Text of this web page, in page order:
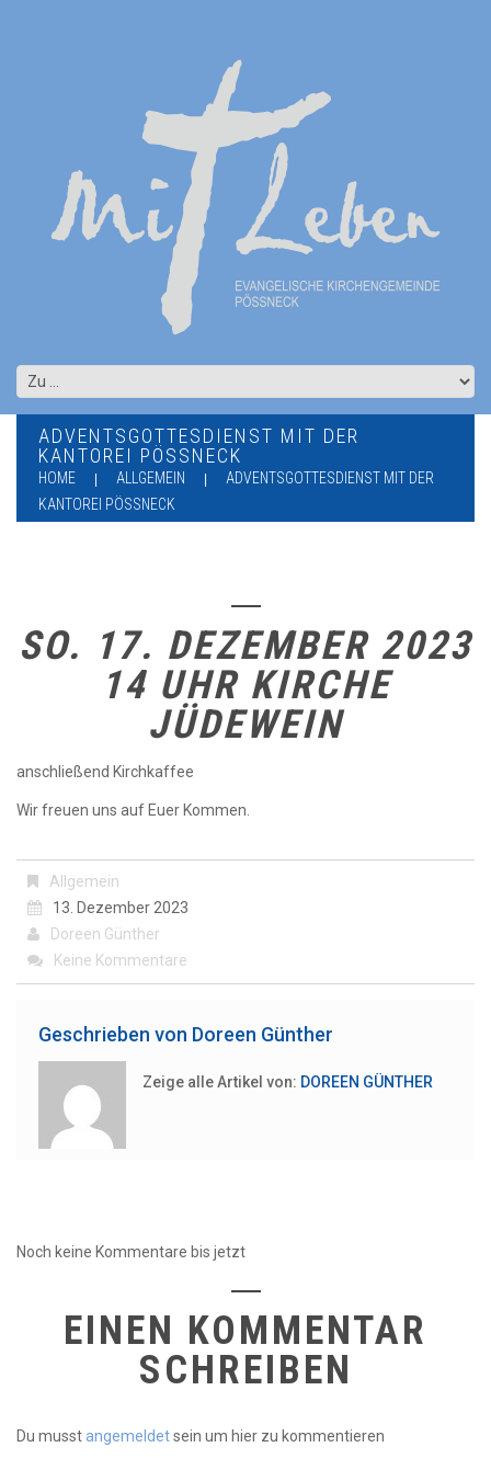
ADVENTSGOTTESDIENST MIT DER
KANTOREI PÖSSNECK
HOME ALLGEMEIN
ADVENTSGOTTESDIENST MIT DER
KANTOREI PÖSSNECK
SO. 17. DEZEMBER 2023
14 UHR KIRCHE
JÜDEWEIN
anschließend Kirchkaffee
Wir freuen uns auf Euer Kommen.
Allgemein
13. Dezember 2023
Doreen Günther
Keine Kommentare
Geschrieben von Doreen Günther
Zeige alle Artikel von: DOREEN GÜNTHER
Noch keine Kommentare bis jetzt
EINEN KOMMENTAR
SCHREIBEN
Du musst angemeldetsein um hier zu kommentieren